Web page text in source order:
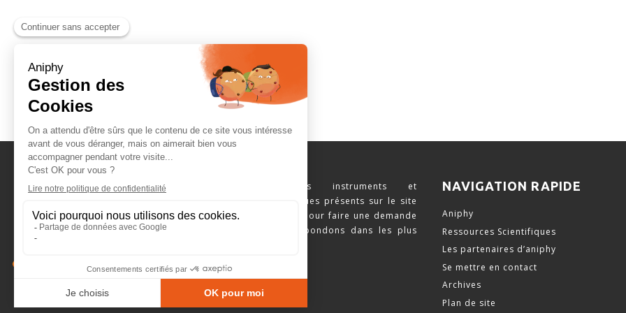
Naviguez parmi les instruments et
consommables scientifiques présents sur le site
et faîtes votre sélection pour faire une demande
de devis. Nous vous répondons dans les plus
NOUS JOINDRE
+33 (0)4 84 49 70 05
NAVIGATION RAPIDE
Aniphy
Ressources Scientifiques
Les partenaires d’aniphy
Se mettre en contact
Archives
Plan de site